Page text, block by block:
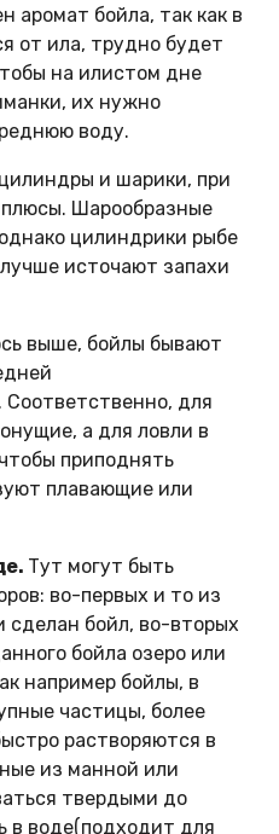
аромат бойла, так как в
от ила, трудно будет
на илистом дне
их нужно
воду.
и шарики, при
Шарообразные
цилиндрики рыбе
источают запахи
выше, бойлы бывают
Соответственно, для
а для ловли в
приподнять
плавающие или
Тут могут быть
во-первых и то из
сделан бойл, во-вторых
бойла озеро или
например бойлы, в
частицы, более
растворяются в
из манной или
твердыми до
в воде(подходит для